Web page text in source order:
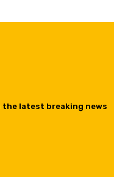
the latest breaking news